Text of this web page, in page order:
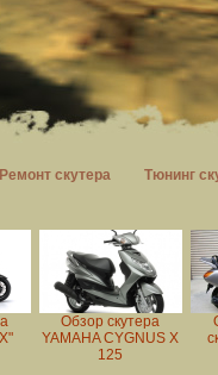
Ремонт скутера Тюнинг
Обзор скутера
YAMAHA CYGNUS X
125